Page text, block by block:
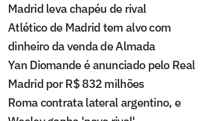
Madrid leva chapéu de rival
Atlético de Madrid tem alvo com
dinheiro da venda de Almada
Yan Diomande é anunciado pelo Real
Madrid por R$ 832 milhões
Roma contrata lateral argentino, e